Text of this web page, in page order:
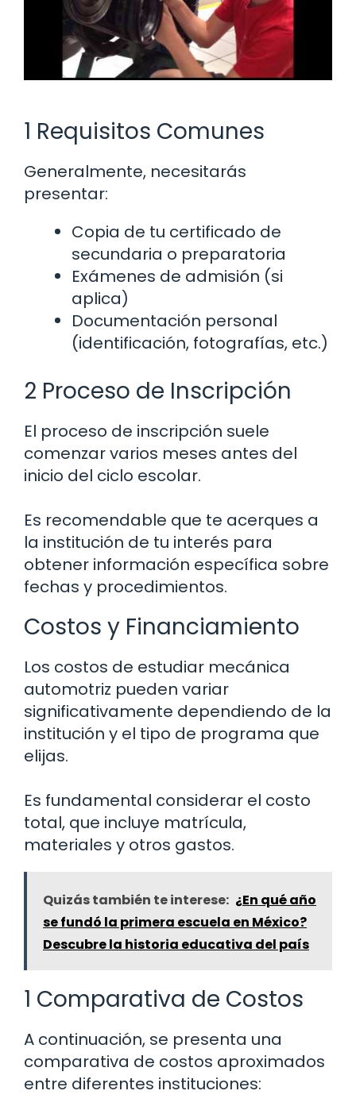
1 Requisitos Comunes
Generalmente, necesitarás
presentar:
Copia de tu certificado de
secundaria o preparatoria
Exámenes de admisión (si
aplica)
Documentación personal
(identificación, fotografías, etc.)
2 Proceso de Inscripción
El proceso de inscripción suele
comenzar varios meses antes del
inicio del ciclo escolar.
Es recomendable que te acerques a
la institución de tu interés para
obtener información específica sobre
fechas y procedimientos.
Costos y Financiamiento
Los costos de estudiar mecánica
automotriz pueden variar
significativamente dependiendo de la
institución y el tipo de programa que
elijas.
Es fundamental considerar el costo
total, que incluye matrícula,
materiales y otros gastos.
Quizás también te interese: ¿En qué año
se fundó la primera escuela en México?
Descubre la historia educativa del país
1 Comparativa de Costos
A continuación, se presenta una
comparativa de costos aproximados
entre diferentes instituciones: